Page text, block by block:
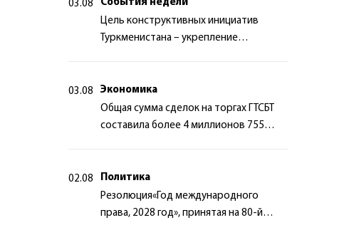
03.08
События недели
Цель конструктивных инициатив
Туркменистана – укрепление
03.08
Экономика
Общая сумма сделок на торгах ГТСБТ
составила более 4 миллионов 755
02.08
Политика
Резолюция«Год международного
права, 2028 год», принятая на 80-й